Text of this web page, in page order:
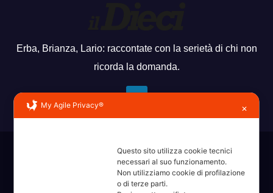
Erba, Brianza, Lario: raccontate con la serietà di chi non
ricorda la domanda.
Sviluppato con orgoglio da WordPress|Tema: News Way di
Themeansar.
My Agile Privacy® ✕
Questo sito utilizza cookie tecnici
necessari al suo funzionamento.
Non utilizziamo cookie di profilazione
o di terze parti.